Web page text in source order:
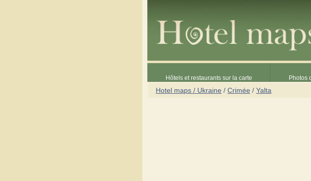
Hôtels et restaurants sur la carte Photos
Hotel maps / Ukraine / Crimée / Yalta